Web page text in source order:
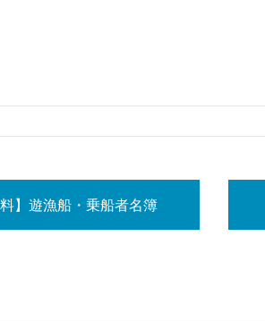
料】遊漁船・乗船者名簿